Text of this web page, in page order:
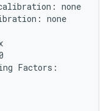
none
none
Factors: